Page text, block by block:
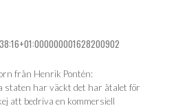
från Henrik Pontén:
staten har väckt det har åtalet för
att bedriva en kommersiell